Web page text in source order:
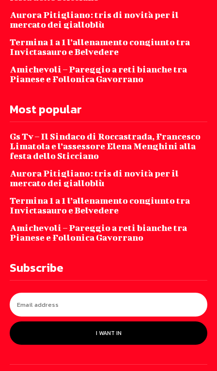
Aurora Pitigliano: tris di novità per il
mercato dei gialloblù
Termina 1 a 1 l’allenamento congiunto tra
Invictasauro e Belvedere
Amichevoli – Pareggio a reti bianche tra
Pianese e Follonica Gavorrano
Most popular
Gs Tv – Il Sindaco di Roccastrada, Francesco
Limatola e l’assessore Elena Menghini alla
festa dello Sticciano
Aurora Pitigliano: tris di novità per il
mercato dei gialloblù
Termina 1 a 1 l’allenamento congiunto tra
Invictasauro e Belvedere
Amichevoli – Pareggio a reti bianche tra
Pianese e Follonica Gavorrano
Subscribe
I WANT IN